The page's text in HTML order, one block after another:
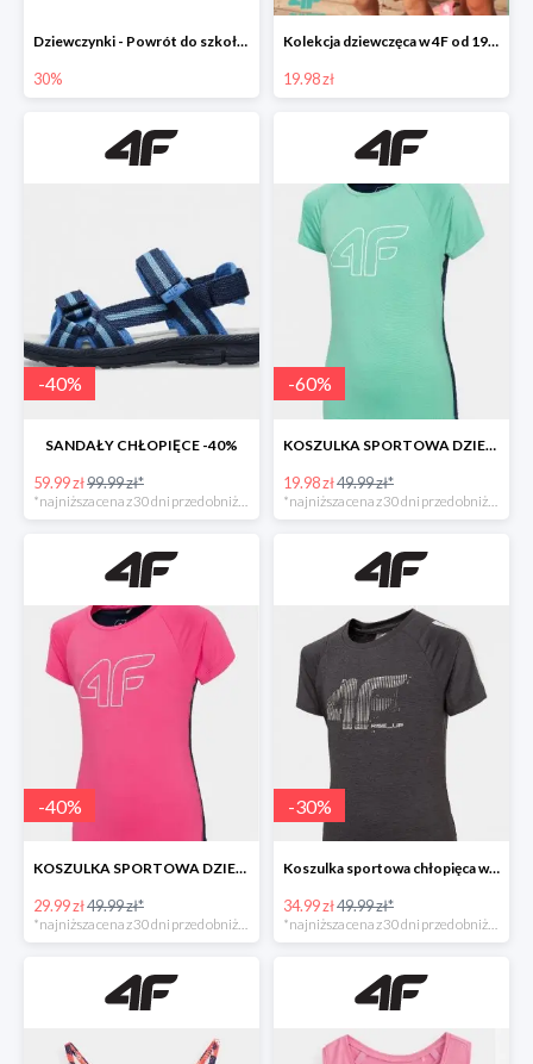
Dziewczynki - Powrót do szkoły w 4F do -30%
30%
Kolekcja dziewczęca w 4F od 19,99 zł
19.98 zł
-40%
SANDAŁY CHŁOPIĘCE -40%
59.99 zł99.99 zł*
*najniższa cena z 30 dni przed obniżką
-60%
KOSZULKA SPORTOWA DZIEWCZĘCA -60%
19.98 zł49.99 zł*
*najniższa cena z 30 dni przed obniżką
-40%
KOSZULKA SPORTOWA DZIEWCZĘCA -40%
29.99 zł49.99 zł*
-30%
Koszulka sportowa chłopięca w super cenie
34.99 zł49.99 zł*